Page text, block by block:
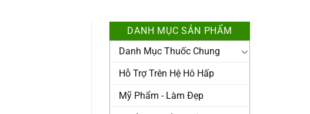
DANH MỤC SẢN PHẨM
Danh Mục Thuốc Chung
Hỗ Trợ Trên Hệ Hô Hấp
Mỹ Phẩm - Làm Đẹp